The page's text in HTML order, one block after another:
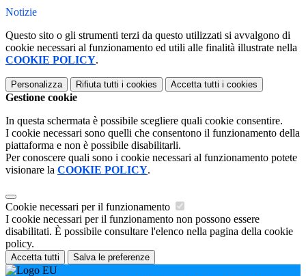
Notizie
Questo sito o gli strumenti terzi da questo utilizzati si avvalgono di
cookie necessari al funzionamento ed utili alle finalità illustrate nella
COOKIE POLICY.
Personalizza Rifiuta tutti i cookies Accetta tutti i cookies
Gestione cookie
In questa schermata è possibile scegliere quali cookie consentire.
I cookie necessari sono quelli che consentono il funzionamento della
piattaforma e non è possibile disabilitarli.
Per conoscere quali sono i cookie necessari al funzionamento potete
visionare la COOKIE POLICY.
Cookie necessari per il funzionamento
I cookie necessari per il funzionamento non possono essere
disabilitati. È possibile consultare l'elenco nella pagina della cookie
policy.
Accetta tutti Salva le preferenze